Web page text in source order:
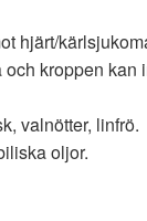
hjärt/
kroppen kan
valnötter, linfrö.
oljor.